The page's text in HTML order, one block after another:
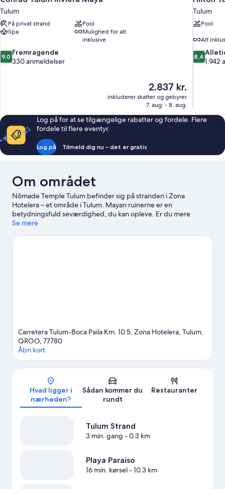
Tulum
På privat strand
Pool
Spa
Mulighed for alt
inklusive
9.0
ud
9,0 Fremragende
330 anmeldelser
Prisen
er
2.837 kr.
2.837 kr.
inkluderer skatter og gebyrer
7. aug. - 8. aug.
Tulum
Pool
Alt
8.4
ud
8,4
1.942
Log på for at se tilgængelige rabatter og fordele. Flere
fordele til flere eventyr.
Log på Tilmeld dig nu – det er gratis
Om området
Nômade Temple Tulum befinder sig på stranden i Zona
Hotelera – et område i Tulum. Mayan ruinerne er en
betydningsfuld seværdighed, du kan opleve. Er du mere
interesseret i stedets natur, kan du kigge forbi Tulum Strand og
Ecopark Adventures er også et besøg værd. Benyt lejligheden
Se mere
Carretera Tulum-Boca Paila Km. 10.5, Zona Hotelera, Tulum,
QROO, 77780
Åbn kort
Hvad ligger i
nærheden?
Sådan kommer du
rundt
Restauranter
Tulum Strand
3 min. gang - 0.3 km
Playa Paraíso
16 min. kørsel- 10.3 km